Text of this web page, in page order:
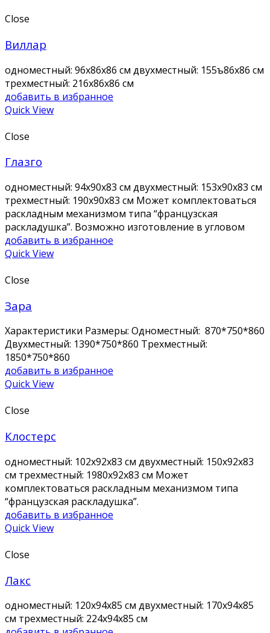
Close
Виллар
одноместный: 96х86х86 см двухместный: 155ъ86х86 см
трехместный: 216х86х86 см
добавить в избранное
Quick View
Close
Глазго
одноместный: 94х90х83 см двухместный: 153х90х83 см
трехместный: 190х90х83 см Может комплектоваться
раскладным механизмом типа “французская
раскладушка”. Возможно изготовление в угловом
добавить в избранное
Quick View
Close
Зара
Характеристики Размеры: Одноместный: 870*750*860
Двухместный: 1390*750*860 Трехместный:
1850*750*860
добавить в избранное
Quick View
Close
Клостерс
одноместный: 102х92х83 см двухместный: 150х92х83
см трехместный: 1980х92х83 см Может
комплектоваться раскладным механизмом типа
“французская раскладушка”.
добавить в избранное
Quick View
Close
Лакс
одноместный: 120х94х85 см двухместный: 170х94х85
см трехместный: 224х94х85 см